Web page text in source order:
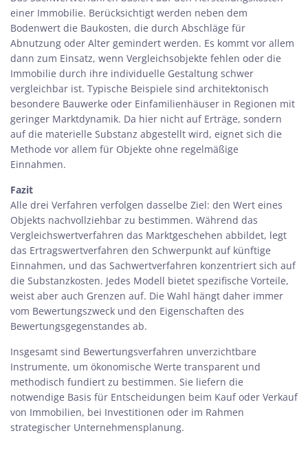
einer Immobilie. Berücksichtigt werden neben dem
Bodenwert die Baukosten, die durch Abschläge für
Abnutzung oder Alter gemindert werden. Es kommt vor allem
dann zum Einsatz, wenn Vergleichsobjekte fehlen oder die
Immobilie durch ihre individuelle Gestaltung schwer
vergleichbar ist. Typische Beispiele sind architektonisch
besondere Bauwerke oder Einfamilienhäuser in Regionen mit
geringer Marktdynamik. Da hier nicht auf Erträge, sondern
auf die materielle Substanz abgestellt wird, eignet sich die
Methode vor allem für Objekte ohne regelmäßige
Einnahmen.
Fazit
Alle drei Verfahren verfolgen dasselbe Ziel: den Wert eines
Objekts nachvollziehbar zu bestimmen. Während das
Vergleichswertverfahren das Marktgeschehen abbildet, legt
das Ertragswertverfahren den Schwerpunkt auf künftige
Einnahmen, und das Sachwertverfahren konzentriert sich auf
die Substanzkosten. Jedes Modell bietet spezifische Vorteile,
weist aber auch Grenzen auf. Die Wahl hängt daher immer
vom Bewertungszweck und den Eigenschaften des
Bewertungsgegenstandes ab.
Insgesamt sind Bewertungsverfahren unverzichtbare
Instrumente, um ökonomische Werte transparent und
methodisch fundiert zu bestimmen. Sie liefern die
notwendige Basis für Entscheidungen beim Kauf oder Verkauf
von Immobilien, bei Investitionen oder im Rahmen
strategischer Unternehmensplanung.